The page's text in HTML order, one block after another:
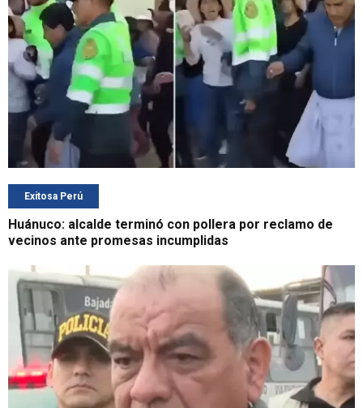
Exitosa Perú
Huánuco: alcalde terminó con pollera por reclamo de
vecinos ante promesas incumplidas